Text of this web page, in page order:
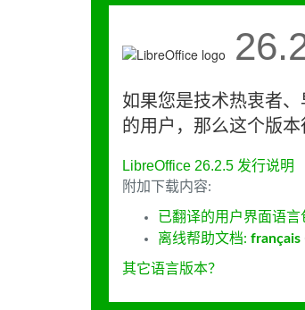
如果您是技术热衷者
的用户，那么这个版本
LibreOffice 26.2.5 发行说明
附加下载内容:
已翻译的用户界面语言
离线帮助文档: français
其它语言版本？